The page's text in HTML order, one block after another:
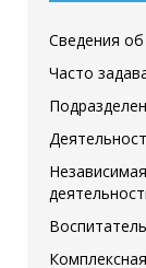
Сведения
Часто